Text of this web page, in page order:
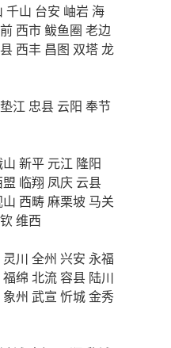
千山 台安 岫岩 海
西市 鲅鱼圈 老边
西丰 昌图 双塔龙
垫江 忠县 云阳 奉节
新平 元江 隆阳
临翔 凤庆 云县
西畴麻栗坡 马关
维西
灵川 全州 兴安 永福
福绵 北流 容县 陆川
象州 武宣 忻城金秀